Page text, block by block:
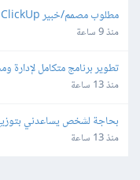
مطلوب مصمم/خبير ClickUp لتصميم وتنظيم مساحات داخل ClickUp
منذ 9 ساعة
تطوير برنامج متكامل لإدارة
منذ 13 ساعة
بحاجة لشخص يساعدني
منذ 13 ساعة